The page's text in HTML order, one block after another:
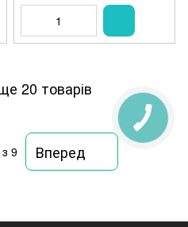
20 товарів
з 9 Вперед